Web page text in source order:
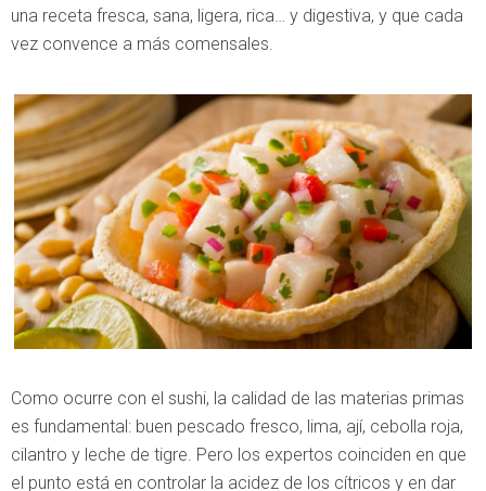
una receta fresca, sana, ligera, rica… y digestiva, y que cada
vez convence a más comensales.
Como ocurre con el sushi, la calidad de las materias primas
es fundamental: buen pescado fresco, lima, ají, cebolla roja,
cilantro y leche de tigre. Pero los expertos coinciden en que
el punto está en controlar la acidez de los cítricos y en dar